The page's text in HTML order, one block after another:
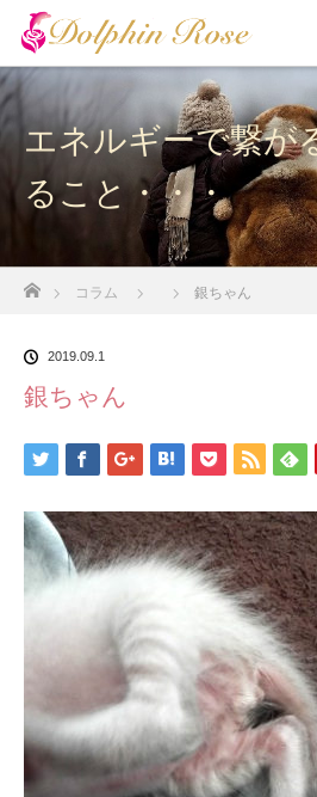
エネルギーで繋が
ること・・・
コラム 銀ちゃん
2019.09.1
銀ちゃん